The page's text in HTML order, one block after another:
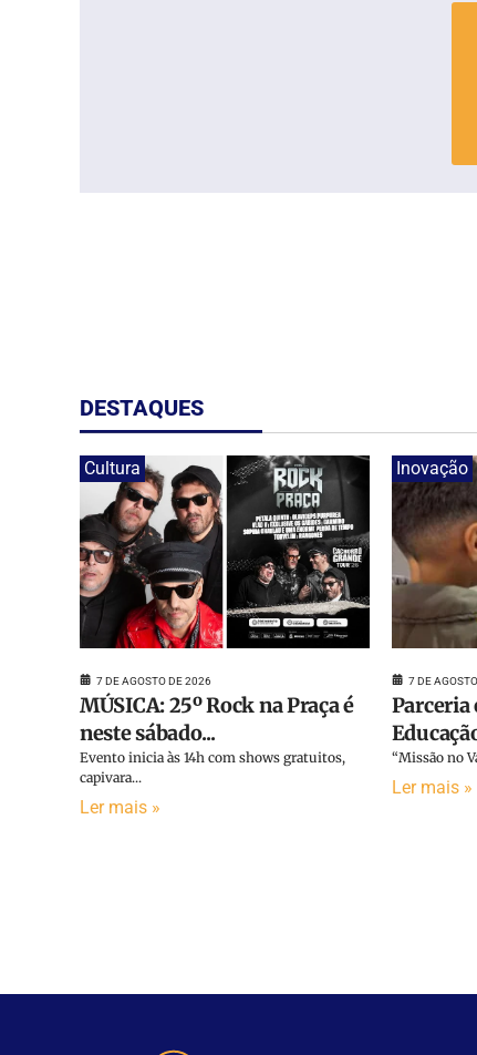
DESTAQUES
Cultura
7 DE AGOSTO DE 2026
MÚSICA: 25º Rock na Praça é
neste sábado...
Evento inicia às 14h com shows gratuitos,
capivara...
Ler mais »
Inovação
7 DE
Parceria
“Missão no
Ler mais »